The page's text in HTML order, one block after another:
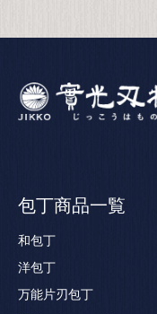
包丁商品一覧
和包丁
洋包丁
万能片刃包丁